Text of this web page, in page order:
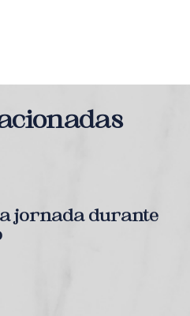
jornada durante